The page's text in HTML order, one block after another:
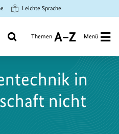
Leichte Sprache
Themen
A
Z
Menü
in
nicht